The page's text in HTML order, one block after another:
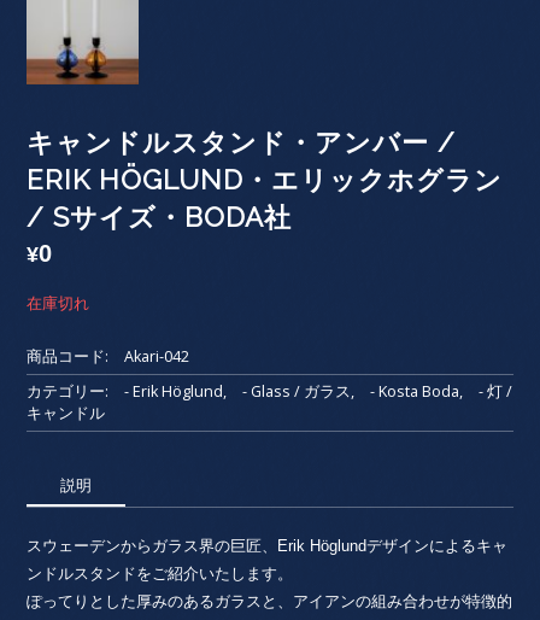
キャンドルスタンド・アンバー /
ERIK HÖGLUND・エリックホグラン
/ Sサイズ・BODA社
¥0
在庫切れ
商品コード:
Akari-042
カテゴリー:
- Erik Höglund, - Glass / ガラス, - Kosta Boda,
- 灯 /
キャンドル
説明
スウェーデンからガラス界の巨匠、Erik Höglundデザインによるキャ
ンドルスタンドをご紹介いたします。
ぽってりとした厚みのあるガラスと、アイアンの組み合わせが特徴的